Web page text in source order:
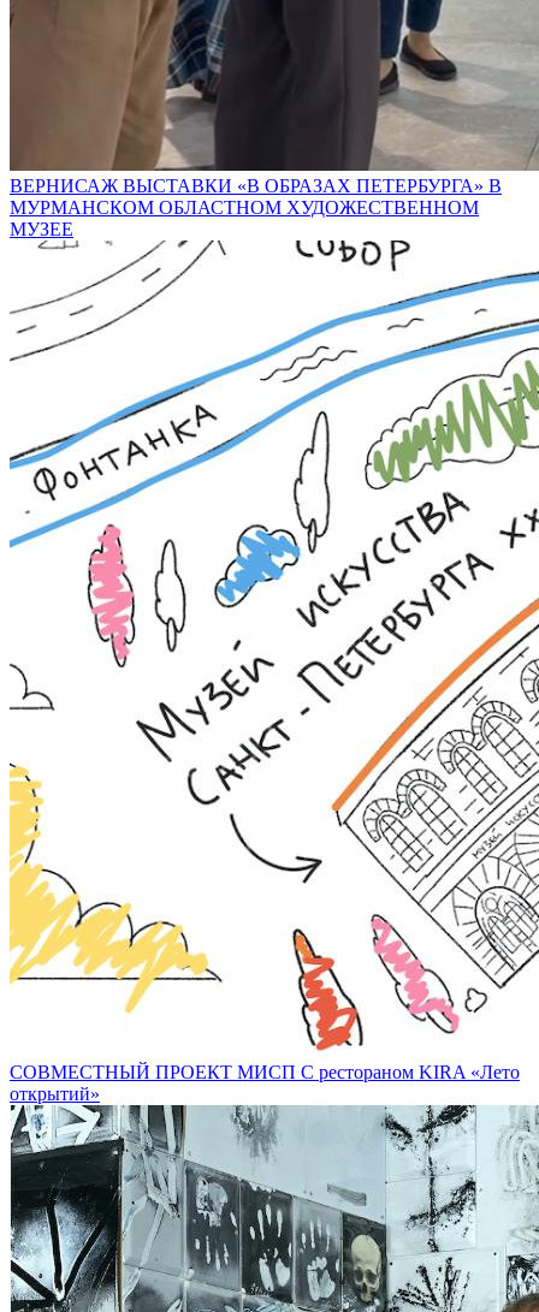
ВЕРНИСАЖ ВЫСТАВКИ «В ОБРАЗАХ ПЕТЕРБУРГА» В
МУРМАНСКОМ ОБЛАСТНОМ ХУДОЖЕСТВЕННОМ
МУЗЕЕ
СОВМЕСТНЫЙ ПРОЕКТ МИСП С рестораном KIRA «Лето
открытий»